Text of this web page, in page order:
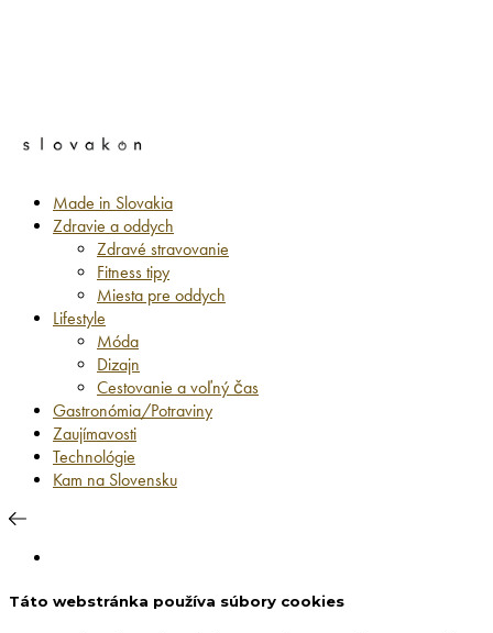
Made in Slovakia
Zdravie a oddych
Zdravé stravovanie
Fitness tipy
Miesta pre oddych
Lifestyle
Móda
Dizajn
Cestovanie a voľný čas
Gastronómia/Potraviny
Zaujímavosti
Technológie
Kam na Slovensku
Táto webstránka používa súbory cookies